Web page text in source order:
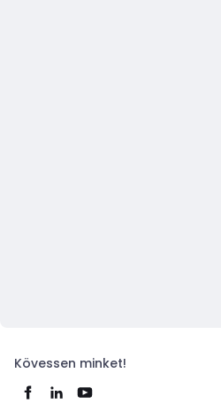
Kövessen minket!